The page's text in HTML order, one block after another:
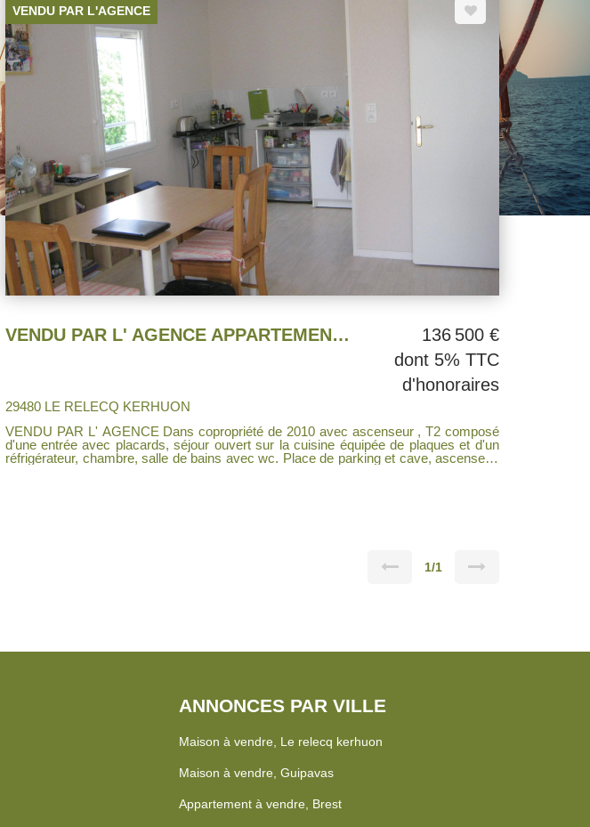
VENDU PAR L'AGENCE
VENDU PAR L' AGENCE APPARTEMENT T2 LE RELECQ-KERHUON (locataire en place)
136 500 €
dont 5% TTC
d'honoraires
29480 LE RELECQ KERHUON
VENDU PAR L' AGENCE Dans copropriété de 2010 avec ascenseur , T2 composé
d'une entrée avec placards, séjour ouvert sur la cuisine équipée de plaques et d'un
réfrigérateur, chambre, salle de bains avec wc. Place de parking et cave, ascenseur.
1/1
ANNONCES PAR VILLE
Maison à vendre, Le relecq kerhuon
Maison à vendre, Guipavas
Appartement à vendre, Brest